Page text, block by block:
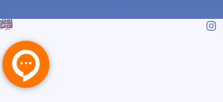
شرکت آینده نوین سام آسیا – طراحی و سئو
ابرسرور